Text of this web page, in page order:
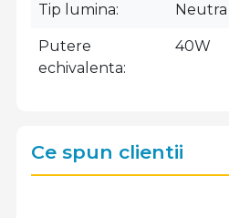
Tip lumina Neutra
Putere
echivalenta
40W
Ce spun clientii